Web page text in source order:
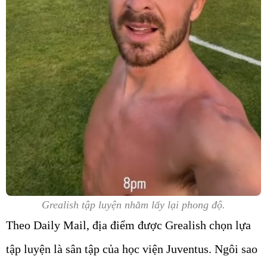
Grealish tập luyện nhằm lấy lại phong độ.
Theo Daily Mail, địa điểm được Grealish chọn lựa
tập luyện là sân tập của học viện Juventus. Ngôi sao